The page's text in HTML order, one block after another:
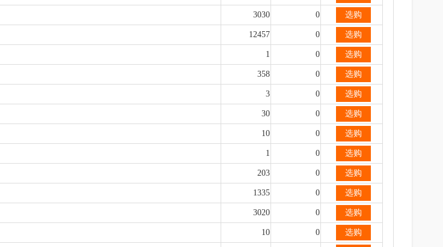
3030 0 选购
12457 0 选购
1 0 选购
358 0 选购
3 0 选购
30 0 选购
10 0 选购
1 0 选购
203 0 选购
1335 0 选购
3020 0 选购
10 0 选购